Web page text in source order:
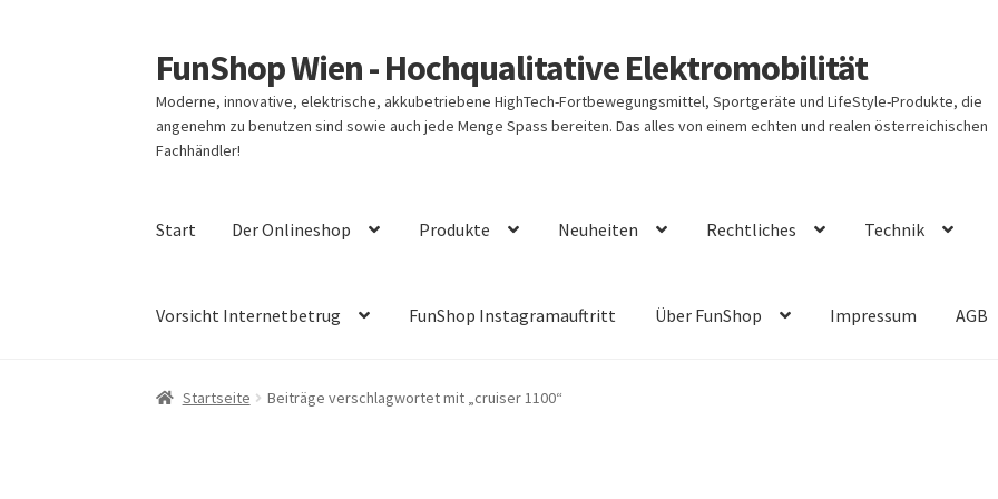
Zur
Navigation
springen
Zum
Inhalt
springen
FunShop Wien - Hochqualitative Elektromobilität
Moderne, innovative, elektrische, akkubetriebene HighTech-Fortbewegungsmittel, Sportgeräte und LifeStyle-Produkte, die
angenehm zu benutzen sind sowie auch jede Menge Spass bereiten. Das alles von einem echten und realen österreichischen
Fachhändler!
Start Der Onlineshop Produkte Neuheiten Rechtliches Technik
Vorsicht Internetbetrug FunShop Instagramauftritt Über FunShop Impressum AGB
Startseite Beiträge verschlagwortet mit „cruiser 1100“